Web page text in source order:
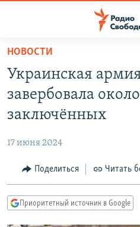
упрощенного
доступа
Вернуться
основному
Вернутся
Вернутся
ПОДКАСТЫ
АВТОРСКИЕ ПРОЕКТЫ
МНЕНИЯ
КУЛЬТУРА
КАВКАЗ.РЕАЛИИ
НОВОСТИ
Украинская
завербовала
заключённых
17 июня 2024
Поделиться Читать
Приоритетный источник в Google